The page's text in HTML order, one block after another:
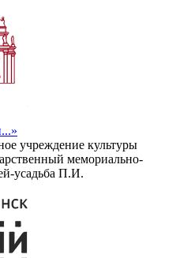
учреждение культуры
мемориально-
усадьба П.И.